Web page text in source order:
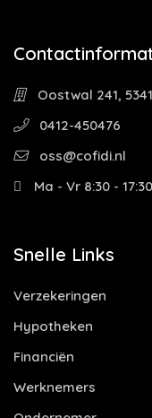
Oostwal 241,
0412-450476
oss@cofidi.nl
Ma - Vr 8:30 - 17:30
Snelle Links
Verzekeringen
Hypotheken
Financiën
Werknemers